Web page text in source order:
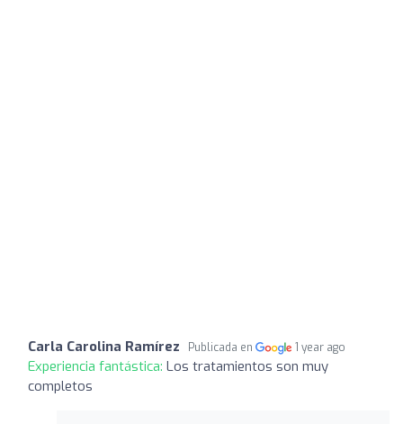
Carla Carolina Ramírez Publicada en 1 year ago
Experiencia fantástica: Los tratamientos son muy
completos